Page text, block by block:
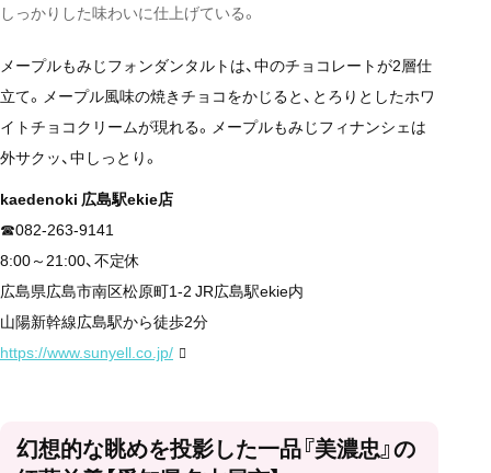
しっかりした味わいに仕上げている。
メープルもみじフォンダンタルトは、中のチョコレートが2層仕
立て。メープル風味の焼きチョコをかじると、とろりとしたホワ
イトチョコクリームが現れる。メープルもみじフィナンシェは
外サクッ、中しっとり。
kaedenoki 広島駅ekie店
☎082-263-9141
8:00～21:00、不定休
広島県広島市南区松原町1-2 JR広島駅ekie内
山陽新幹線広島駅から徒歩2分
https://www.sunyell.co.jp/
幻想的な眺めを投影した一品『美濃忠』の